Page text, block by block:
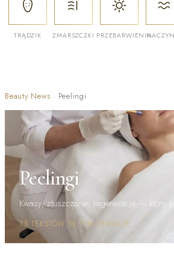
TRĄDZIK ZMARSZCZKI PRZEBARWIENIA
Beauty News · Peelingi
Peelingi
Kwasy, złuszczanie, regeneracja — który
75 TEKSTÓW W TYM TEMACIE